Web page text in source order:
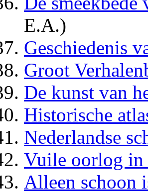
E.A.)
Geschiedenis
Groot
De kunst van
Historische
Nederlandse
Vuile oorlog in
Alleen schoon